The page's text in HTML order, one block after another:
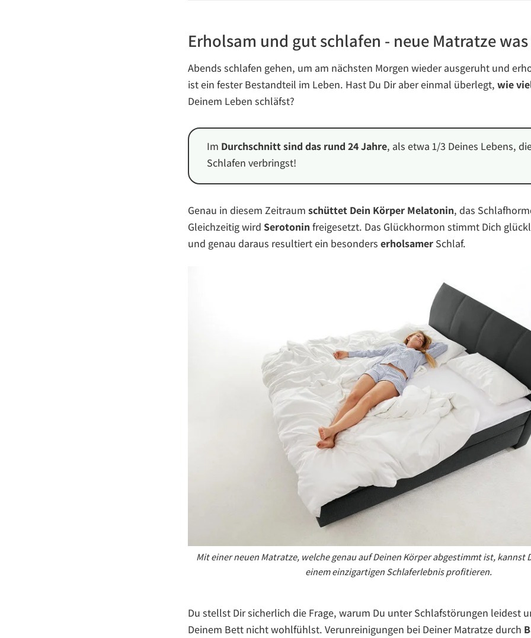
Erholsam und gut schlafen - neue Matratze
Abends schlafen gehen, um am nächsten Morgen wieder ausgeruht und
ist ein fester Bestandteil im Leben. Hast Du Dir aber einmal überlegt, wie
Deinem Leben schläfst?
Im Durchschnitt sind das rund 24 Jahre, als etwa 1/3 Deines Lebens,
Schlafen verbringst!
Genau in diesem Zeitraum schüttet Dein Körper Melatonin, das
Gleichzeitig wird Serotonin freigesetzt. Das Glückhormon stimmt Dich
und genau daraus resultiert ein besonders erholsamer Schlaf.
Mit einer neuen Matratze, welche genau auf Deinen Körper abgestimmt ist, kannst
einem einzigartigen Schlaferlebnis profitieren.
Du stellst Dir sicherlich die Frage, warum Du unter Schlafstörungen leidest
Deinem Bett nicht wohlfühlst. Verunreinigungen bei Deiner Matratze durch